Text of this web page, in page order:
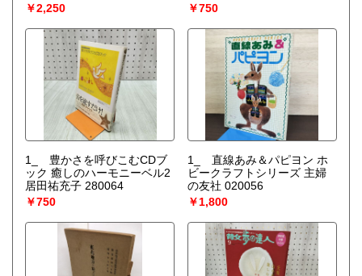
￥2,250
￥750
1_ 豊かさを呼びこむCDブ
ック 癒しのハーモニーベル2
居田祐充子 280064
￥750
1_ 直線あみ＆パピヨン ホ
ビークラフトシリーズ 主婦
の友社 020056
￥1,800